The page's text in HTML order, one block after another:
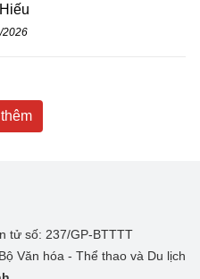
2026
tử số: 237/GP-BTTTT
Văn hóa - Thể thao và Du lịch